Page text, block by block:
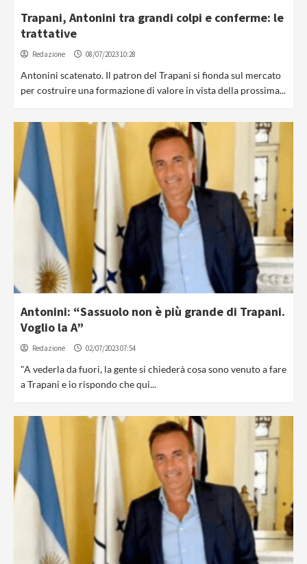
Trapani, Antonini tra grandi colpi e conferme: le
trattative
Redazione 08/07/2023 10:28
Antonini scatenato. Il patron del Trapani si fionda sul mercato
per costruire una formazione di valore in vista della prossima...
Antonini: “Sassuolo non è più grande di Trapani.
Voglio la A”
Redazione 02/07/2023 07:54
"A vederla da fuori, la gente si chiederà cosa sono venuto a fare
a Trapani e io rispondo che qui...